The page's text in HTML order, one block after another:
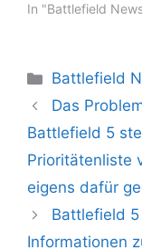
In "Battlefield
Kategorien
Battlefield
Das
Battlefield 5
Prioritätenliste
eigens dafür
Battlefield
Informationen